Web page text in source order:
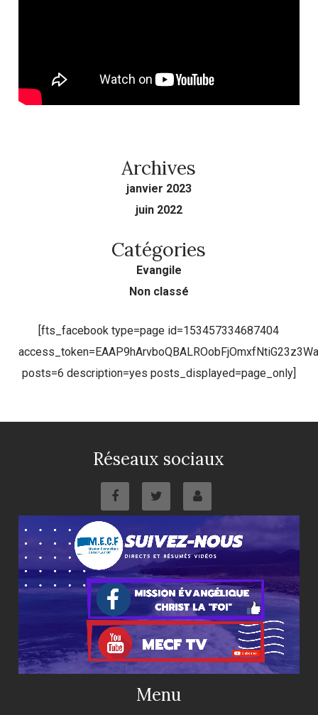
Archives
janvier 2023
juin 2022
Catégories
Evangile
Non classé
[fts_facebook type=page id=153457334687404
posts=6 description=yes posts_displayed=page_only]
Réseaux sociaux
Menu